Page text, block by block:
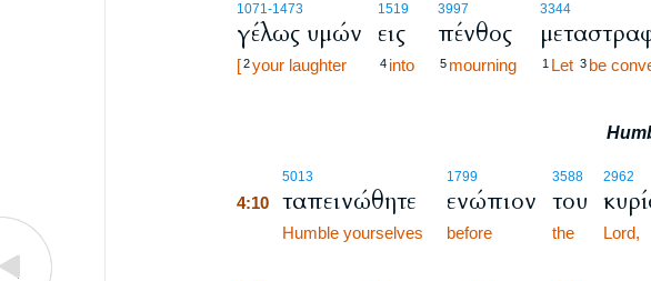
1071-1473
γέλως υμών
[ 2 your laughter
1519
εις
4 into
3997
πένθος
5 mourning
3344
1 Let 3 be
5013
4:10 ταπεινώθητε
Humble yourselves
1799
ενώπιον
before
3588
του
the
2962
Lord,